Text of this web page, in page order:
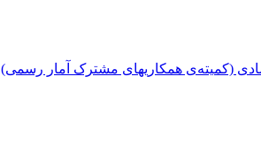
(کمیته‌ی همکاریهای مشترک آمار رسمی)